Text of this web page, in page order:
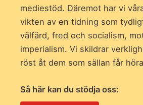
mediestöd. Däremot har vi
vikten av en tidning som
välfärd, fred och socialism,
imperialism. Vi skildrar
röst åt dem som sällan får
Så här kan du stödja oss: